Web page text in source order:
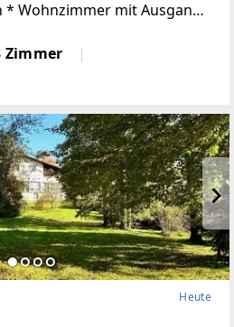
Loggia mit Strom und
Zimmer
Heute